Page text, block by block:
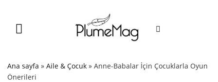
Ana sayfa » Aile & Çocuk » Anne-Babalar İçin Çocuklarla Oyun
Önerileri